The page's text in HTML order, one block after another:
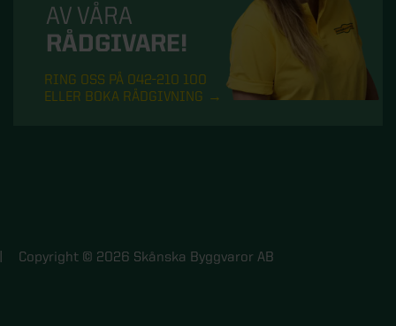
AV VÅRA
RÅDGIVARE!
RING OSS PÅ 042-210 100
ELLER BOKA RÅDGIVNING
Copyright © 2026 Skånska Byggvaror AB